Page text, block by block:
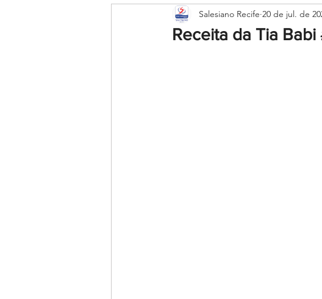
Fundamental II Ensino Médio
Receita da Tia
Salesiano Recife 20 de jul. de